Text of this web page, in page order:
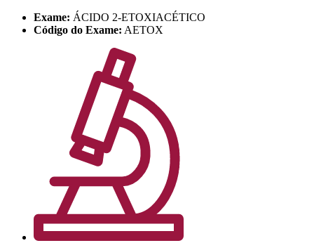
Exame: ÁCIDO 2-ETOXIACÉTICO
Código do Exame: AETOX